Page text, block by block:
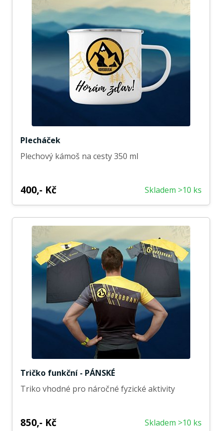
Plecháček
Plechový kámoš na cesty 350 ml
400,- Kč Skladem >10 ks
Tričko funkční - PÁNSKÉ
Triko vhodné pro náročné fyzické aktivity
850,- Kč Skladem >10 ks